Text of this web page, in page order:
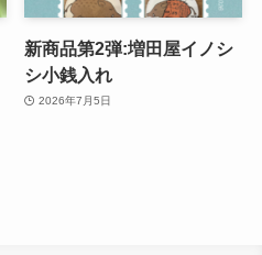
新商品第2弾:増田屋イノシ
シ小銭入れ
2026年7月5日